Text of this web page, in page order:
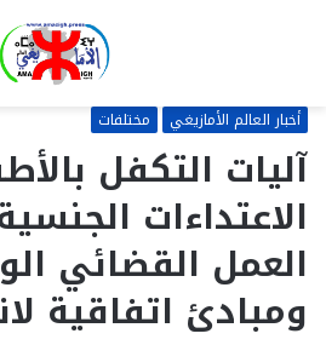
أخبار العالم الأمازيغي مختلفات
آليات التكفل
الاعتداءات
العمل القضائي
ومبادئ اتفاقية